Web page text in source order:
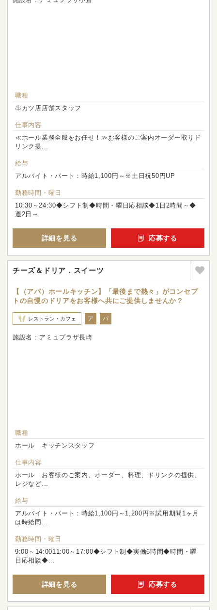
職種
串カツ店店舗スタッフ
仕事内容
≪ホール業務全般をお任せ！≫お客様のご案内オーダー取りド
リンク提...
給与
アルバイト・パート：時給1,100円～※土日祝50円UP
勤務時間・曜日
10:30～24:30◆シフト制◆時間・曜日応相談◆1日2時間～◆
週2日～
詳細を見る 応募する
チーズ＆ドリア．スイーツ
【（アパ）ホールキッチン】「最後まで熱々」がコンセプ
トの自慢のドリアをお客様へ共にご提供しませんか？
レストラン・カフェ ア パ
施設名 : アミュプラザ長崎
職種
ホール キッチンスタッフ
仕事内容
ホール お客様のご案内、オーダー、料理、ドリンクの提供、
レジなど...
給与
アルバイト・パート：時給1,100円～1,200円※試用期間1ヶ月
は時給同...
勤務時間・曜日
9:00～14:0011:00～17:00◆シフト制◆実働6時間◆時間・曜
日応相談◆...
詳細を見る 応募する